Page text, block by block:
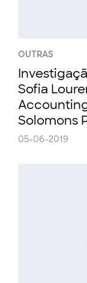
OUTRAS
Sofia
Solomons
05-06-2019